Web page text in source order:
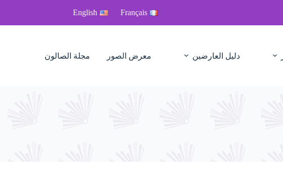
Français
English
دليل العارضين معرض الصور مجلة الصالون